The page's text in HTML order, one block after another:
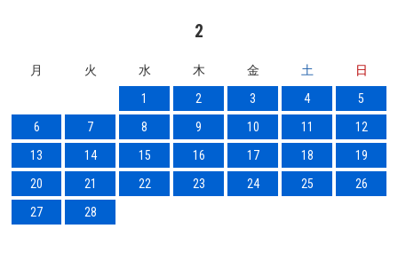
2
月 火 水 木 金 土
日
1
2 3 4
5
6
7 8 9 10 11
12
13
14 15 16 17 18
19
20
21 22 23 24 25
26
27
28